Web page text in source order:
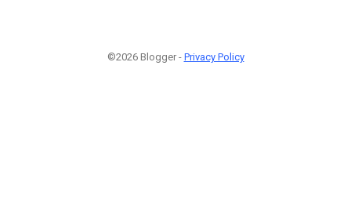
©2026 Blogger - Privacy Policy